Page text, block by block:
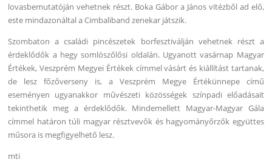
lovasbemutatóján vehetnek részt. Boka Gábor a János vitézből ad elő,
este mindazonáltal a Cimbaliband zenekar játszik.
Szombaton a családi pincészetek borfesztiválján vehetnek részt a
érdeklődők a hegy somlószőlősi oldalán. Ugyanott vasárnap Magyar
Értékek, Veszprém Megyei Értékek címmel vásárt és kiállítást tartanak,
de lesz főzőverseny is, a Veszprém Megye Értékünnepe című
eseményen ugyanakkor művészeti közösségek színpadi előadásait
tekinthetik meg a érdeklődők. Mindemellett Magyar-Magyar Gála
címmel határon túli magyar résztvevők és hagyományőrzők együttes
műsora is megfigyelhető lesz.
mti